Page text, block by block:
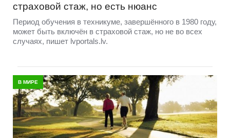
страховой стаж, но есть нюанс
Период обучения в техникуме, завершённого в 1980 году,
может быть включён в страховой стаж, но не во всех
случаях, пишет lvportals.lv.
В МИРЕ